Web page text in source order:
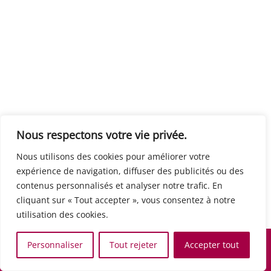
Nous respectons votre vie privée.
Nous utilisons des cookies pour améliorer votre
expérience de navigation, diffuser des publicités ou des
contenus personnalisés et analyser notre trafic. En
cliquant sur « Tout accepter », vous consentez à notre
utilisation des cookies.
Personnaliser Tout rejeter Accepter tout
Accueil Recherche Carte
Boulevard de l'Europe 8A 1300 Wavre
Alphabétisation / Formation de base
Commerce et vente
Communication, media et multimedia
Formation de base au numérique
Orientation professionnelle
Services aux personnes et à la collectivité
Support administratif